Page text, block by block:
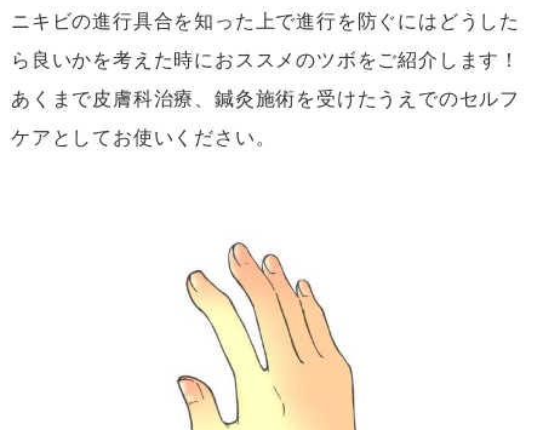
ニキビの進行具合を知った上で進行を防ぐにはどうした
ら良いかを考えた時におススメのツボをご紹介します！
あくまで皮膚科治療、鍼灸施術を受けたうえでのセルフ
ケアとしてお使いください。